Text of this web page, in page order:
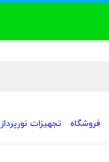
فروشگاه تجهیزات